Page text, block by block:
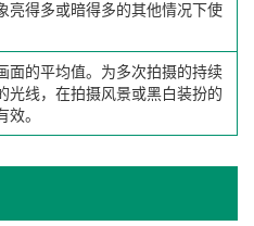
亮得多或暗得多的其他情况下使
面的平均值。为多次拍摄的持续
光线，在拍摄风景或黑白装扮的
效。